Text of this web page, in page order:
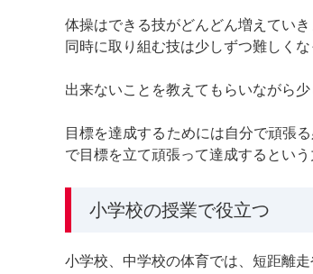
体操はできる技がどんどん増えていき
同時に取り組む技は少しずつ難しくな
出来ないことを教えてもらいながら
目標を達成するためには自分で頑張
で目標を立て頑張って達成するという
小学校の授業で役立つ
小学校、中学校の体育では、短距離